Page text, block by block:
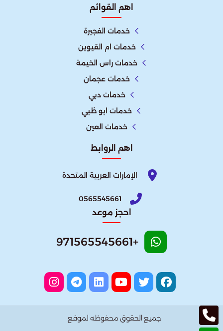
اهم القوائم
خدمات الفجيرة
خدمات ام القيوين
خدمات راس الخيمة
خدمات عجمان
خدمات دبي
خدمات ابو ظبي
خدمات العين
اهم الروابط
الإمارات العربية المتحدة​
0565545661
احجز موعد
+971565545661
جميع الحقوق محفوظه لموقع